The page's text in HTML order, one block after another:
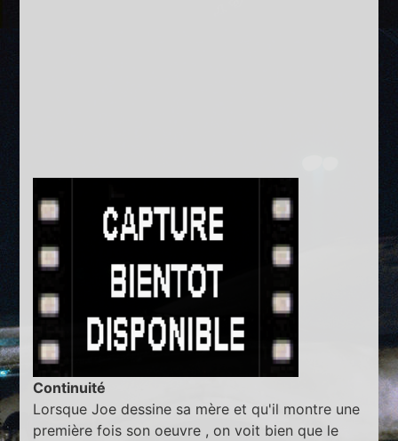
Continuité
Lorsque Joe dessine sa mère et qu'il montre une
première fois son oeuvre , on voit bien que le